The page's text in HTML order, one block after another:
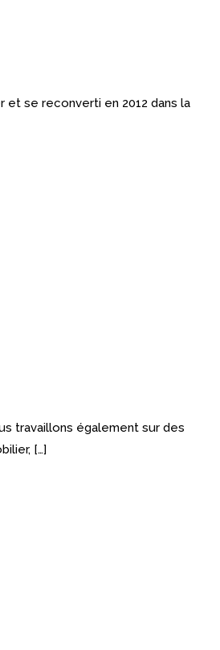
et se reconverti en 2012 dans la
travaillons également sur des
[…]